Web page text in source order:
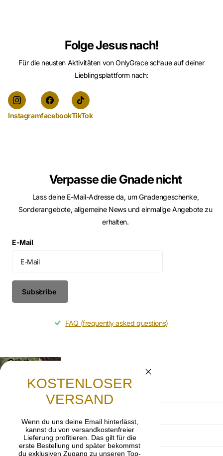
Folge Jesus nach!
Für die neusten Aktivitäten von OnlyGrace schaue auf deiner
Lieblingsplattform nach:
InstagramfacebookTikTok
Verpasse die Gnade nicht
Lass deine E-Mail-Adresse da, um Gnadengeschenke,
Sonderangebote, allgemeine News und einmalige Angebote zu
erhalten.
E-Mail
Subscribe
FAQ (frequently asked questions)
Gebet
Lasst uns beten, dass die frohe Botschaft von
Jesus Christus weitergetragen wird.
Datenschutzerklärung
KOSTENLOSER
VERSAND
Wenn du uns deine Email hinterlässt,
kannst du von versandkostenfreier
Lieferung profitieren. Das gilt für die
erste Bestellung und später bekommst
du exklusiven Zugang zu unseren Top-